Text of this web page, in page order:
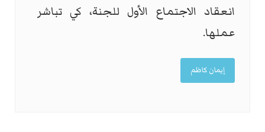
انعقاد الاجتماع الأول للجنة، كي تباشر
عملها.
إيمان كاظم